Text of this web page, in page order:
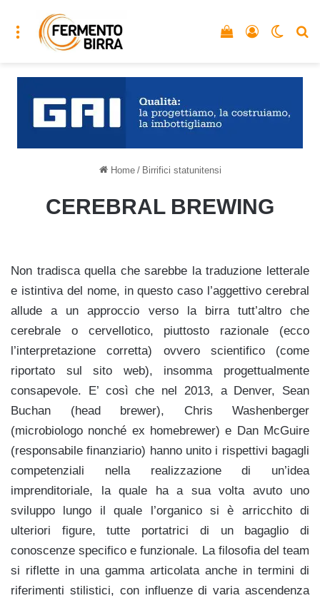
Menu Accedi
Vedi il carrello
Home / Birrifici statunitensi
CEREBRAL BREWING
Non tradisca quella che sarebbe la traduzione letterale
e istintiva del nome, in questo caso l’aggettivo cerebral
allude a un approccio verso la birra tutt’altro che
cerebrale o cervellotico, piuttosto razionale (ecco
l’interpretazione corretta) ovvero scientifico (come
riportato sul sito web), insomma progettualmente
consapevole. E’ così che nel 2013, a Denver, Sean
Buchan (head brewer), Chris Washenberger
(microbiologo nonché ex homebrewer) e Dan McGuire
(responsabile finanziario) hanno unito i rispettivi bagagli
competenziali nella realizzazione di un’idea
imprenditoriale, la quale ha a sua volta avuto uno
sviluppo lungo il quale l’organico si è arricchito di
ulteriori figure, tutte portatrici di un bagaglio di
conoscenze specifico e funzionale. La filosofia del team
si riflette in una gamma articolata anche in termini di
riferimenti stilistici, con influenze di varia ascendenza